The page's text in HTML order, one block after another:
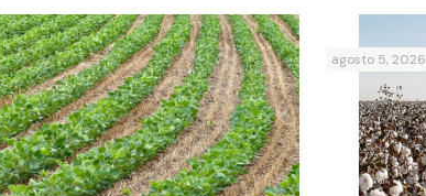
agosto 5, 2026